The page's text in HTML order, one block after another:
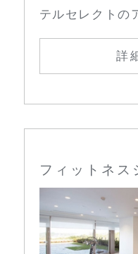
テルセレクトの
詳
フィットネス